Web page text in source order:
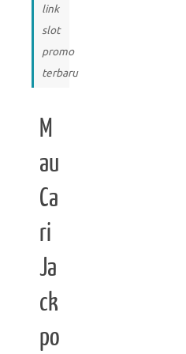
link
slot
promo
terbaru
M
au
Ca
ri
Ja
ck
po